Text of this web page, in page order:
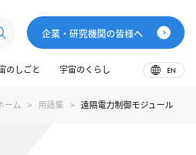
企業・研究機関の皆様へ
のしごと 宇宙のくらし EN
ーム 用語集 遠隔電力制御モジュール